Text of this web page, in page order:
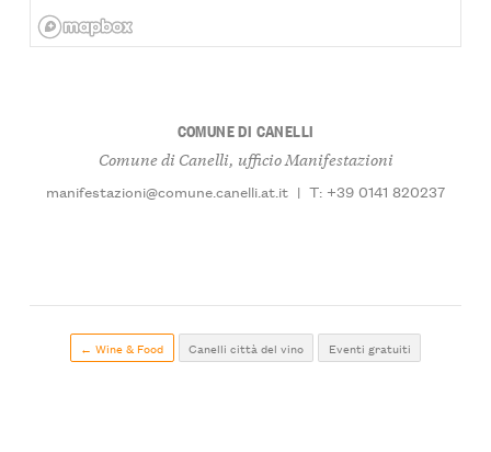
COMUNE DI CANELLI
Comune di Canelli, ufficio Manifestazioni
manifestazioni@comune.canelli.at.it | T: +39 0141 820237
← Wine & Food Canelli città del vino Eventi gratuiti